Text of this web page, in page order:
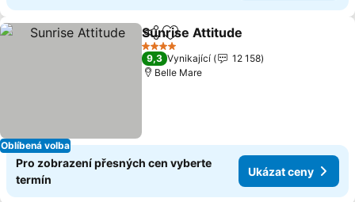
Oblíbená volba
SdíletPřidat na seznam oblíbených
Sunrise Attitude
4 Počet hvězdiček
9,3 Vynikající
12 158
Belle Mare
Pro zobrazení přesných cen vyberte
termín
Ukázat ceny